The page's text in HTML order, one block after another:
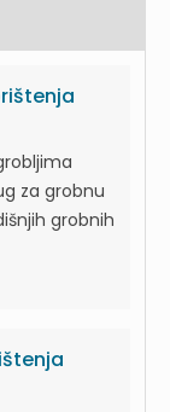
za grobnu
grobnih